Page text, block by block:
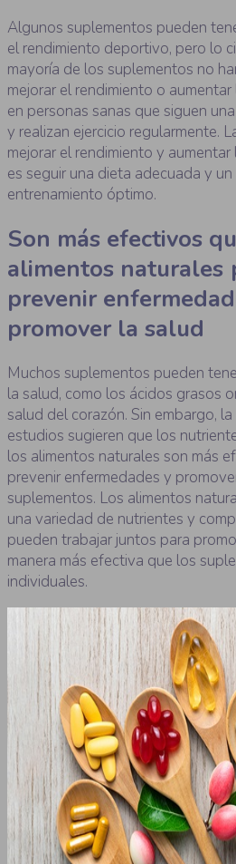
Algunos suplementos pueden
el rendimiento deportivo, pero lo
mayoría de los suplementos no
mejorar el rendimiento o
en personas sanas que siguen
y realizan ejercicio regularmente.
mejorar el rendimiento y aumentar
es seguir una dieta adecuada y
entrenamiento óptimo.
Son más efectivos
alimentos naturales
prevenir
promover la salud
Muchos suplementos pueden
la salud, como los ácidos grasos
salud del corazón. Sin embargo,
estudios sugieren que los
los alimentos naturales son más
prevenir enfermedades y
suplementos. Los alimentos
una variedad de nutrientes y
pueden trabajar juntos para
manera más efectiva que los
individuales.